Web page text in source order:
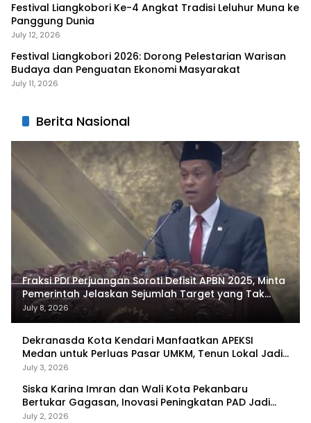
Festival Liangkobori Ke-4 Angkat Tradisi Leluhur Muna ke
Panggung Dunia
July 12, 2026
Festival Liangkobori 2026: Dorong Pelestarian Warisan
Budaya dan Penguatan Ekonomi Masyarakat
July 11, 2026
Berita Nasional
Fraksi PDI Perjuangan Soroti Defisit APBN 2025, Minta
Pemerintah Jelaskan Sejumlah Target yang Tak
Tercapai
July 8, 2026
Dekranasda Kota Kendari Manfaatkan APEKSI
Medan untuk Perluas Pasar UMKM, Tenun Lokal Jadi
Primadona
July 3, 2026
Siska Karina Imran dan Wali Kota Pekanbaru
Bertukar Gagasan, Inovasi Peningkatan PAD Jadi
Fokus Diskusi
July 2, 2026